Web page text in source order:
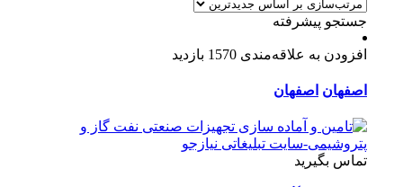
جستجو پیشرفته
افزودن به علاقه‌مندی 1570 بازدید
اصفهان اصفهان
تماس بگیرید